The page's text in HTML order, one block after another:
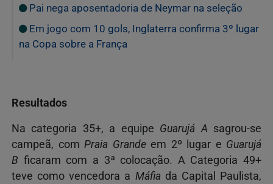
Pai nega aposentadoria de Neymar na seleção
Em jogo com 10 gols, Inglaterra confirma 3º lugar
na Copa sobre a França
Resultados
Na categoria 35+, a equipe Guarujá A sagrou-se
campeã, com Praia Grandeem 2º lugar e Guarujá
B ficaram com a 3ª colocação. A Categoria 49+
teve como vencedora a Máfia da Capital Paulista,